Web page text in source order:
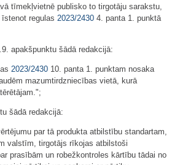
tīmekļvietnē publisko to tirgotāju sarakstu,
regulas 2023/2430 4. panta 1. punktā
apakšpunktu šādā redakcijā:
2023/2430 10. panta 1. punktam nosaka
mazumtirdzniecības vietā, kurā
šādā redakcijā:
par tā produkta atbilstību standartam,
valstīm, tirgotājs rīkojas atbilstoši
prasībām un robežkontroles kārtību tādai no